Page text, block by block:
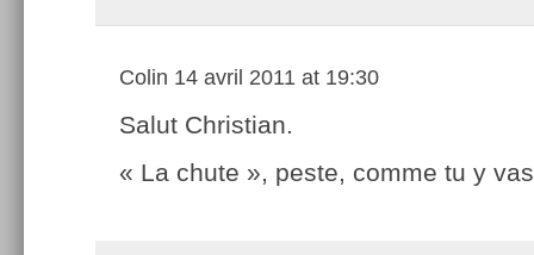
Colin 14 avril 2011 at 19:30
Salut Christian.
« La chute », peste, comme tu y